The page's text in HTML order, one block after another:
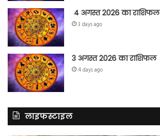
4 अगस्त 2026 का राशिफल
3 days ago
3 अगस्त 2026 का राशिफल
4 days ago
लाइफस्टाइल